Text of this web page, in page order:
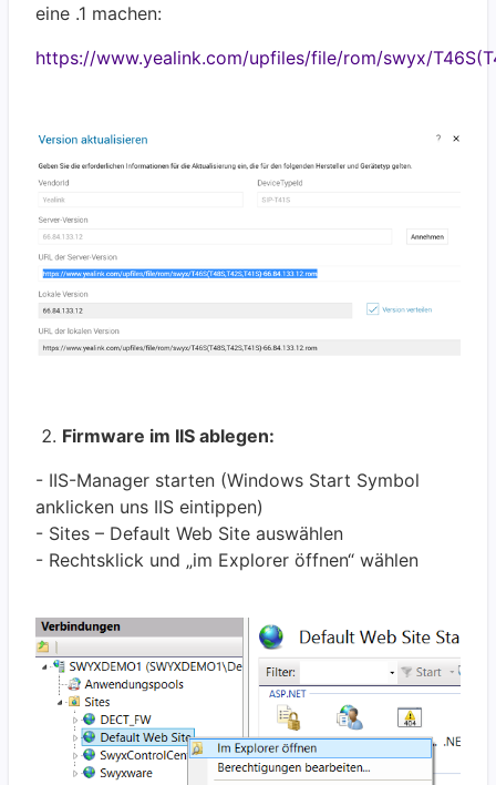
eine .1 machen:
https://www.yealink.com/upfiles/file/rom/swyx/
Firmware im IIS ablegen:
- IIS-Manager starten (Windows Start Symbol
anklicken uns IIS eintippen)
- Sites – Default Web Site auswählen
- Rechtsklick und „im Explorer öffnen“ wählen